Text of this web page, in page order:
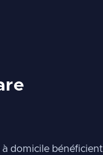
domicile bénéficient